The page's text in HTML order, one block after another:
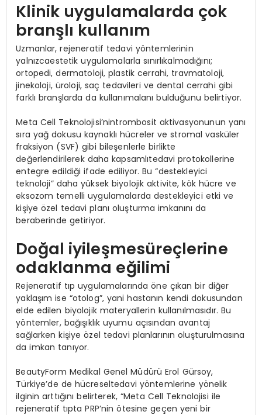
Klinik uygulamalarda çok
branşlı kullanım
Uzmanlar, rejeneratif tedavi yöntemlerinin
yalnızcaestetik uygulamalarla sınırlıkalmadığını;
ortopedi, dermatoloji, plastik cerrahi, travmatoloji,
jinekoloji, üroloji, saç tedavileri ve dental cerrahi gibi
farklı branşlarda da kullanımalanı bulduğunu belirtiyor.
Meta Cell Teknolojisi’nintrombosit aktivasyonunun yanı
sıra yağ dokusu kaynaklı hücreler ve stromal vasküler
fraksiyon (SVF) gibi bileşenlerle birlikte
değerlendirilerek daha kapsamlıtedavi protokollerine
entegre edildiği ifade ediliyor. Bu “destekleyici
teknoloji” daha yüksek biyolojik aktivite, kök hücre ve
eksozom temelli uygulamalarda destekleyici etki ve
kişiye özel tedavi planı oluşturma imkanını da
beraberinde getiriyor.
Doğal iyileşmesüreçlerine
odaklanma eğilimi
Rejeneratif tıp uygulamalarında öne çıkan bir diğer
yaklaşım ise “otolog”, yani hastanın kendi dokusundan
elde edilen biyolojik materyallerin kullanılmasıdır. Bu
yöntemler, bağışıklık uyumu açısından avantaj
sağlarken kişiye özel tedavi planlarının oluşturulmasına
da imkan tanıyor.
BeautyForm Medikal Genel Müdürü Erol Gürsoy,
Türkiye’de de hücreseltedavi yöntemlerine yönelik
ilginin arttığını belirterek, “Meta Cell Teknolojisi ile
rejeneratif tıpta PRP’nin ötesine geçen yeni bir